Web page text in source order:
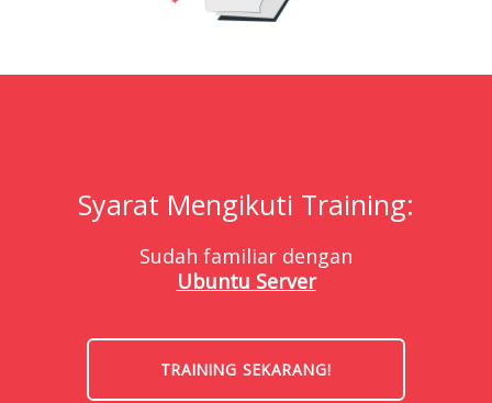
Syarat Mengikuti Training:
Sudah familiar dengan
Ubuntu Server
TRAINING SEKARANG!